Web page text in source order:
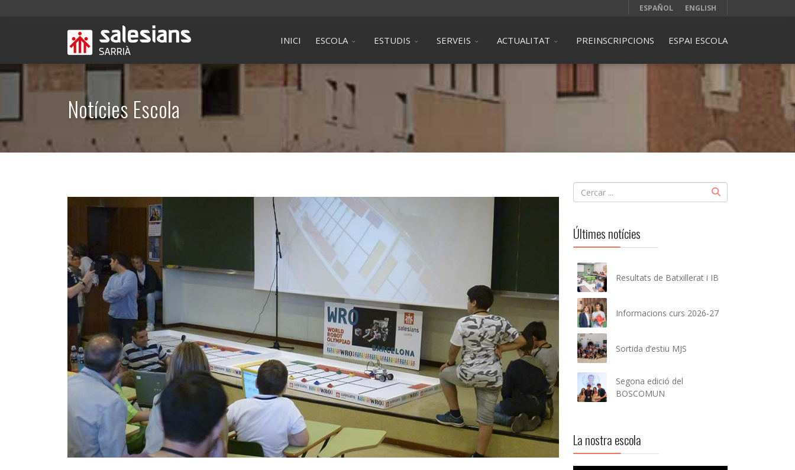
ESPAÑOL ENGLISH
INICI ESCOLA ESTUDIS SERVEIS ACTUALITAT PREINSCRIPCIONS ESPAI ESCOLA
Notícies Escola
Últimes notícies
Resultats de Batxillerat i IB
Informacions curs 2026-27
Sortida d’estiu MJS
Segona edició del
BOSCOMUN
La nostra escola